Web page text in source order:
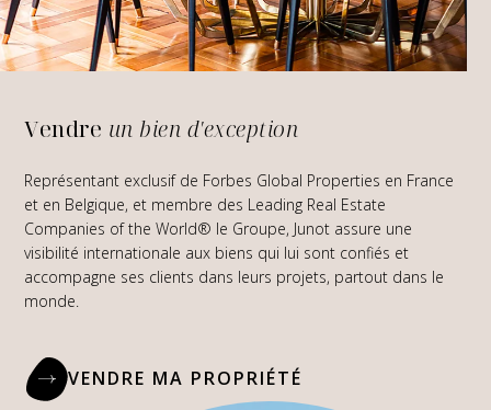
Vendre un bien d'exception
Représentant exclusif de Forbes Global Properties en France
et en Belgique, et membre des Leading Real Estate
Companies of the World® le Groupe, Junot assure une
visibilité internationale aux biens qui lui sont confiés et
accompagne ses clients dans leurs projets, partout dans le
monde.
VENDRE MA PROPRIÉTÉ